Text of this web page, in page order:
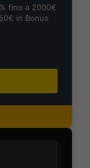
fino a 2000€
in Bonus